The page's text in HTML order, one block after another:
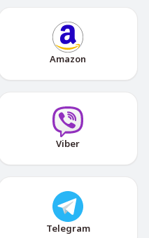
Amazon
Viber
Telegram